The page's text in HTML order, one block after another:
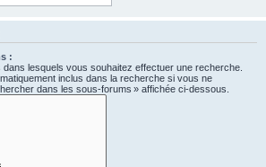
:
lesquels vous souhaitez effectuer une recherche.
inclus dans la recherche si vous ne
dans les sous-forums » affichée ci-dessous.